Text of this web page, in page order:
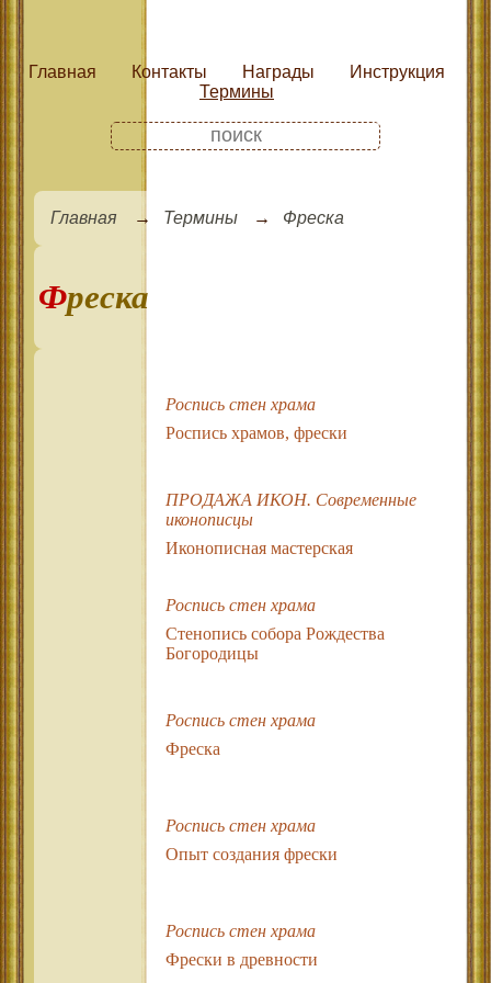
Главная Контакты Награды
Инструкция
Термины
Главная Термины Фреска
Фреска
Роспись стен храма
Роспись храмов, фрески
ПРОДАЖА ИКОН. Современные
иконописцы
Иконописная мастерская
Роспись стен храма
Стенопись собора Рождества
Богородицы
Роспись стен храма
Фреска
Роспись стен храма
Опыт создания фрески
Роспись стен храма
Фрески в древности